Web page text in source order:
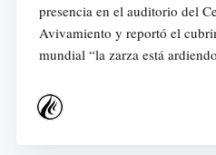
presencia en el auditorio del
Avivamiento y reportó el
mundial “la zarza está